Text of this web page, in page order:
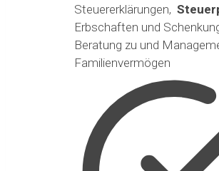
Steuererklärungen,
Erbschaften und
Beratung zu und
Familienvermögen